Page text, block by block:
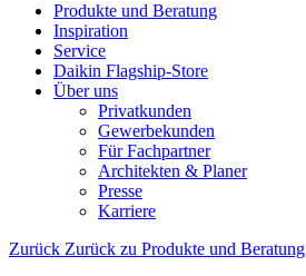
Produkte und Beratung
Inspiration
Service
Daikin Flagship-Store
Über uns
Privatkunden
Gewerbekunden
Für Fachpartner
Architekten & Planer
Presse
Karriere
Zurück Zurück zu Produkte und Beratung